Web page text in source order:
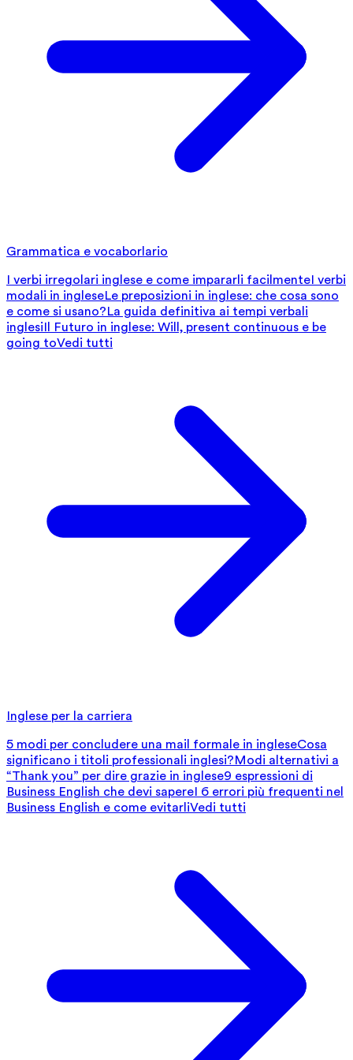
Grammatica e vocaborlario
I verbi irregolari inglese e come impararli facilmenteI verbi
modali in ingleseLe preposizioni in inglese: che cosa sono
e come si usano?La guida definitiva ai tempi verbali
inglesiIl Futuro in inglese: Will, present continuous e be
going toVedi tutti
Inglese per la carriera
5 modi per concludere una mail formale in ingleseCosa
significano i titoli professionali inglesi?Modi alternativi a
“Thank you” per dire grazie in inglese9 espressioni di
Business English che devi sapereI 6 errori più frequenti nel
Business English e come evitarliVedi tutti